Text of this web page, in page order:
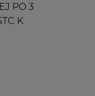
PO 3
K